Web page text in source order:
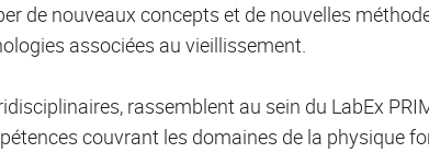
de nouveaux concepts et de nouvelles
associées au vieillissement.
rassemblent au sein du LabEx
couvrant les domaines de la physique